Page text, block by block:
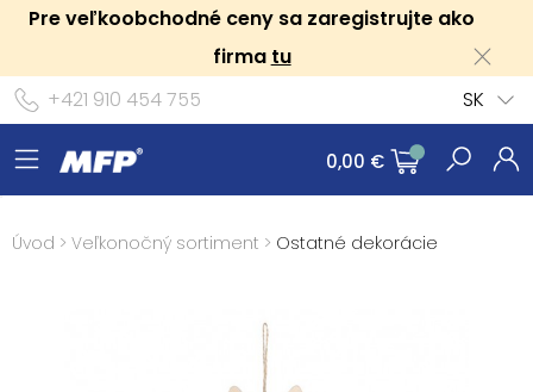
Pre veľkoobchodné ceny sa zaregistrujte ako
firma tu
+421 910 454 755
SK
0,00 €
Úvod > Veľkonočný sortiment > Ostatné dekorácie